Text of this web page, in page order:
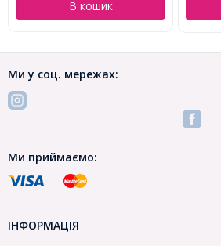
В кошик
Ми у соц. мережах:
Ми приймаємо:
ІНФОРМАЦІЯ